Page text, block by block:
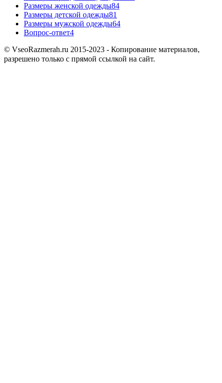
Размеры женской одежды84
Размеры детской одежды81
Размеры мужской одежды64
Вопрос-ответ4
© VseoRazmerah.ru 2015-2023 - Копирование материалов,
разрешено только с прямой ссылкой на сайт.